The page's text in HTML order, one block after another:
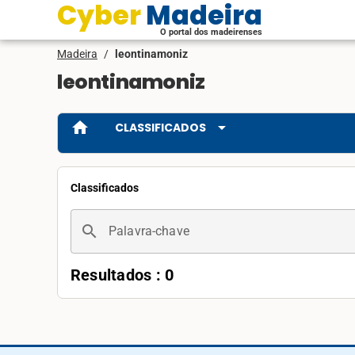
Cyber Madeira
O portal dos madeirenses
Madeira / leontinamoniz
leontinamoniz
home CLASSIFICADOS arrow_drop_down
Classificados
search Palavra-chave
Resultados : 0